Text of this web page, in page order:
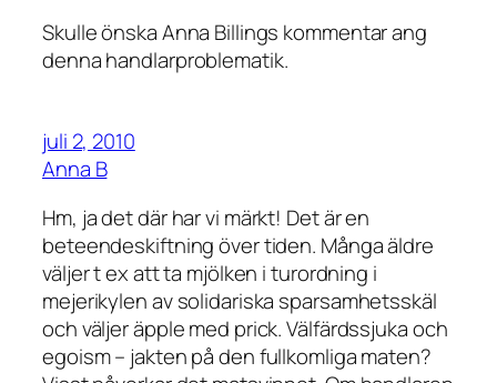
Skulle önska Anna Billings kommentar ang
denna handlarproblematik.
juli 2, 2010
Anna B
Hm, ja det där har vi märkt! Det är en
beteendeskiftning över tiden. Många äldre
väljer t ex att ta mjölken i turordning i
mejerikylen av solidariska sparsamhetsskäl
och väljer äpple med prick. Välfärdssjuka och
egoism – jakten på den fullkomliga maten?